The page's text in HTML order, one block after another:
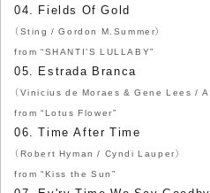
04. Fields Of Gold
（Sting / Gordon M.Summer）
from “SHANTI’S LULLABY”
05. Estrada Branca
（Vinicius de Moraes & Gene Lees /
from “Lotus Flower”
06. Time After Time
（Robert Hyman / Cyndi Lauper）
from “Kiss the Sun”